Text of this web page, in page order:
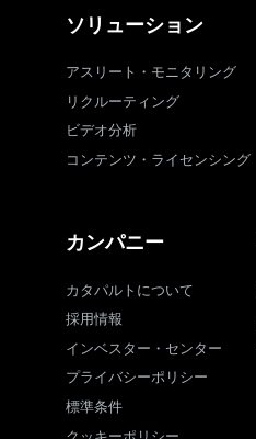
ソリューション
アスリート・モニタリング
リクルーティング
ビデオ分析
コンテンツ・ライセンシング
カンパニー
カタパルトについて
採用情報
インベスター・センター
プライバシーポリシー
標準条件